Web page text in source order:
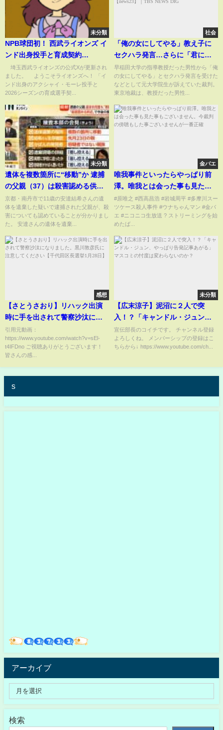
未分類
NPB球団初！ 西武ライオンズ イ
ンド出身投手と育成契約
(ABEMA TIMES)
埼玉西武ライオンズの公式Xが更新され
ました。 ようこそライオンズへ！ 「イ
ンド出身のアクシャイ・モーレ投手と
2026シーズンの育成選手契...
社会
「俺の女にしてやる」教え子に
セクハラ発言…さらに「君に隙
があった」と別教授も 早稲田
大学と文芸評論家・元教授に賠
償命令【news23】｜
早稲田大学の指導教授だった男性から「俺
の女にしてやる」とセクハラ発言を受けた
などとして元大学院生が訴えていた裁判。
東京地裁は、教授だった男性...
未分類
遺体を複数箇所に“移動”か 逮捕
の父親（37）は殺害認める供述
も 専門家「供述に矛盾あるから
自宅付近捜索」【京都小学生行
方不明】（2026年04月16日）
京都・南丹市で11歳の安達結希さんの遺
体を遺棄した疑いで逮捕された父親が、殺
害についても認めていることが分かりまし
た。 安達さんの遺体を遺棄...
金バエ
唯我事件といったらやっぱり前
澤。唯我とは会った事も見た事
もございません。今裁判の傍聴
もした事ございませんが一番正
確
#原唯之 #西高昌浩 #岩城周平 #多摩川スー
ツケース殺人事件 #ウナちゃんマン #金バ
エ #ニコニコ生放送 ?️ ストリーミングを始
めたば...
感想
【さとうさおり】リハック出演
時に手を出されて警察沙汰にな
りました。黒川敦彦氏に注意し
てください【千代田区長選挙1月
28日】
引用元動画：
https://www.youtube.com/watch?v=sEl-
t4IFDno ご視聴ありがとうございます！
皆さんの感...
未分類
【広末涼子】泥沼に２人で突
入！？「キャンドル・ジュン、
やっぱり告発記事あがる」マス
コミの忖度は変わらないのか？
宣伝部長のコイチです。 チャンネル登録
よろしくね。 メンバーシップの登録はこ
ちらから↓ https://www.youtube.com/ch...
s
アーカイブ
検索